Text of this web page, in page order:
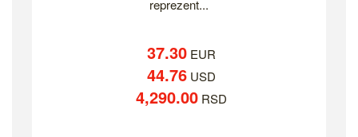
reprezent...
37.30EUR
44.76USD
4,290.00RSD